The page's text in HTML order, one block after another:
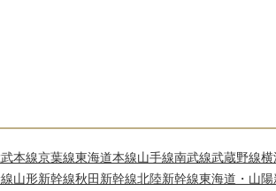
本線京葉線東海道本線山手線南武線武蔵野線横
山形新幹線秋田新幹線北陸新幹線東海道・山陽